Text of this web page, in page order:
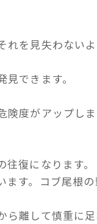
れを見失わない
できます。
度がアップしま
復になります。
す。コブ尾根の
離して慎重に足